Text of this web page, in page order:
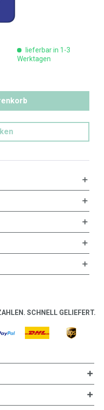
lieferbar in 1-3
Werktagen
SCHNELL GELIEFERT.